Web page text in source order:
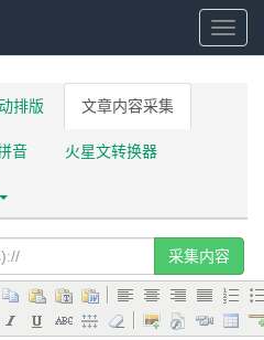
站
排版 文章内容采集
音 火星文转换器
采集内容